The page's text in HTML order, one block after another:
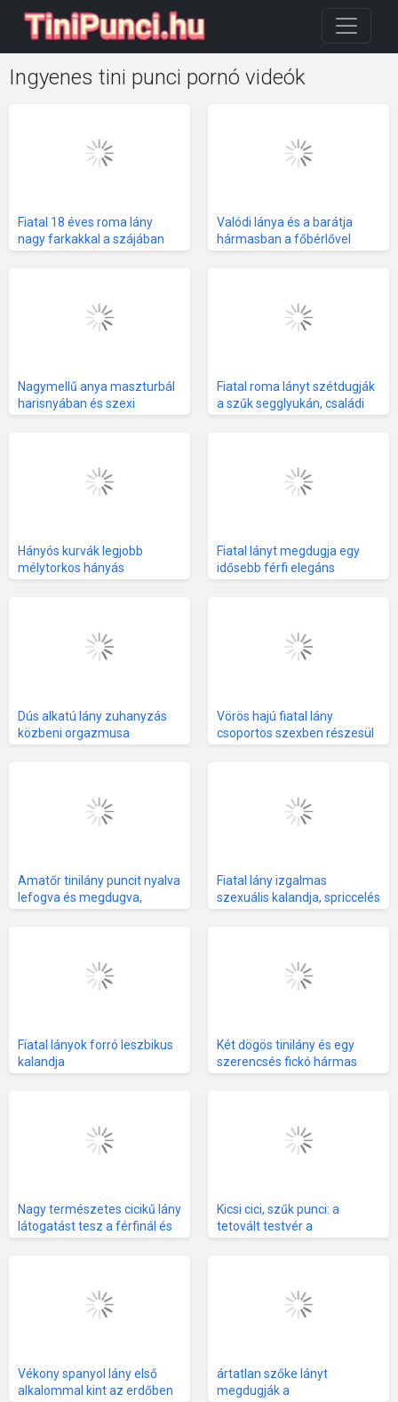
Ingyenes tini punci pornó videók
Fiatal 18 éves roma lány
nagy farkakkal a szájában
Valódi lánya és a barátja
hármasban a főbérlővel
Nagymellű anya maszturbál
harisnyában és szexi
Fiatal roma lányt szétdugják
a szűk segglyukán, családi
Hányós kurvák legjobb
mélytorkos hányás
Fiatal lányt megdugja egy
idősebb férfi elegáns
Dús alkatú lány zuhanyzás
közbeni orgazmusa
vibrátorral
Vörös hajú fiatal lány
csoportos szexben részesül
análisan és arcra is kap
Amatőr tinilány puncit nyalva
lefogva és megdugva,
Fiatal lány izgalmas
szexuális kalandja, spriccelés
Fiatal lányok forró leszbikus
kalandja
Két dögös tinilány és egy
szerencsés fickó hármas
Nagy természetes cicikű lány
látogatást tesz a férfinál és
Kicsi cici, szűk punci: a
tetovált testvér a
Vékony spanyol lány első
alkalommal kint az erdőben
ártatlan szőke lányt
megdugják a